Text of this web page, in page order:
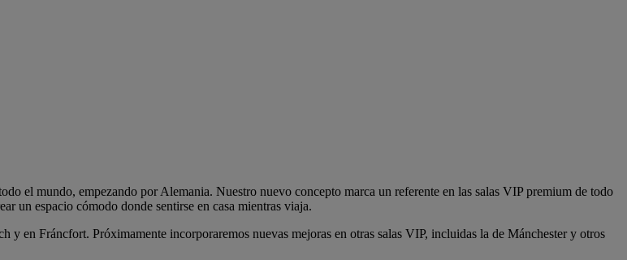
el mundo, empezando por Alemania. Nuestro nuevo concepto marca un referente en las salas VIP premium de todo
un espacio cómodo donde sentirse en casa mientras viaja.
en Fráncfort. Próximamente incorporaremos nuevas mejoras en otras salas VIP, incluidas la de Mánchester y otros